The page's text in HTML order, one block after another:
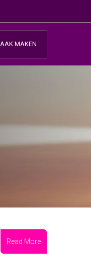
MAKEN
Read More